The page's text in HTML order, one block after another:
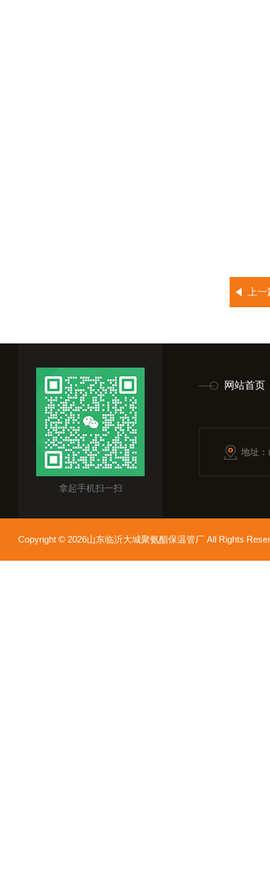
上
拿起手机扫一扫
网站首页
地址
Copyright © 2026山东临沂大城聚氨酯保温管厂 All Rights